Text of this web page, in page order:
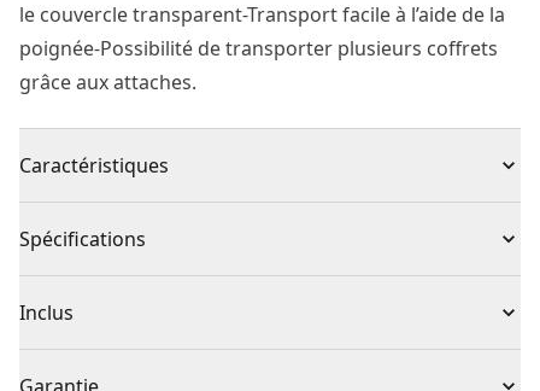
le couvercle transparent-Transport facile à l’aide de la
poignée-Possibilité de transporter plusieurs coffrets
grâce aux attaches.
Caractéristiques
d'accroche pour fixer la boîte aux autres éléments de
solution de stockage mobile.
Couvercle transparent : pour une identification facile
Spécifications
Type de produit Ensemble d'outils de mécanicien
Individuel ou
Inclus